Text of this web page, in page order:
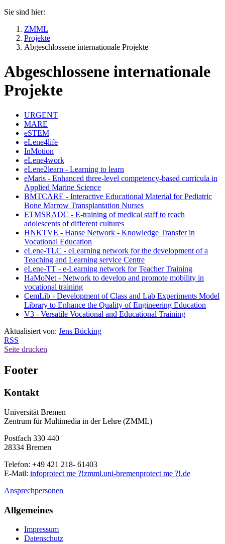
Sie sind hier:
ZMML
Projekte
Abgeschlossene internationale Projekte
Abgeschlossene internationale
Projekte
URGENT
MARE
eSTEM
eLene4life
InMotion
eLene4work
eLene2learn - Learning to learn
eMaris - Enhanced three-level competency-based curricula in
Applied Marine Science
BMTCARE - Interactive Educational Material for Pediatric
Bone Marrow Transplantation Nurses
ETMSRADC - E-training of medical staff to reach
adolescents of different cultures
HNKTVE - Hanse Network - Knowledge Transfer in
Vocational Education
eLene-TLC - eLearning network for the development of a
Teaching and Learning service Centre
eLene-TT - e-Learning network for Teacher Training
HaMoNet - Network to develop and promote mobility in
vocational training
CemLib - Development of Class and Lab Experiments Model
Library to Enhance the Quality of Engineering Education
V3 - Versatile Vocational and Educational Training
Aktualisiert von: Jens Bücking
RSS
Seite drucken
Footer
Kontakt
Universität Bremen
Zentrum für Multimedia in der Lehre (ZMML)
Postfach 330 440
28334 Bremen
Telefon: +49 421 218- 61403
E-Mail: infoprotect me ?!zmml.uni-bremenprotect me ?!.de
Ansprechpersonen
Allgemeines
Impressum
Datenschutz